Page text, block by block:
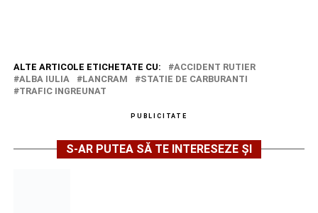
ALTE ARTICOLE ETICHETATE CU:
ACCIDENT RUTIER
ALBA IULIA
LANCRAM
STATIE DE CARBURANTI
TRAFIC INGREUNAT
PUBLICITATE
S-AR PUTEA SĂ TE INTERESEZE ȘI